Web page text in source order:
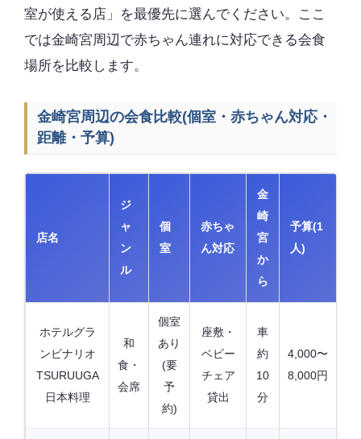
室が使える店」を最優先に選んでください。ここ
では金崎宮周辺で赤ちゃん連れに対応できる会食
場所を比較します。
金崎宮周辺の会食比較(個室・赤ちゃん対応・
距離・予算)
店名
ジ
ャ
ン
ル
個
室
赤ちゃ
ん対応
金
崎
宮
か
ら
予算(1
人)
ホテルグラ
ンビナリオ
TSURUUGA
日本料理
和
食・
会席
個室
あり
(要
予
約)
座敷・
ベビー
チェア
貸出
車
約
10
分
4,000〜
8,000円